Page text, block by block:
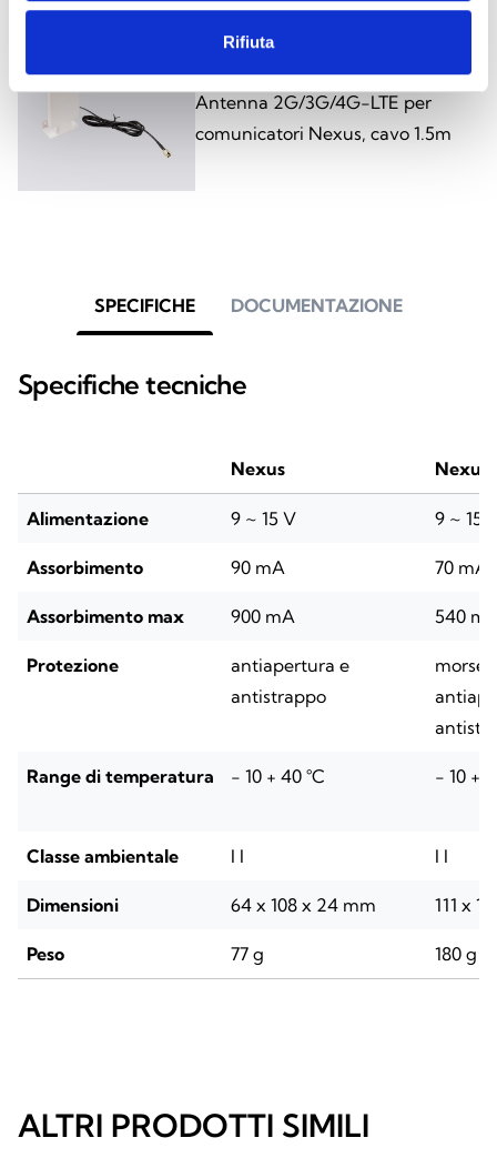
Rifiuta
LTE-ANT100B
Antenna 2G/3G/4G-LTE per
comunicatori Nexus, cavo 1.5m
SPECIFICHE DOCUMENTAZIONE
Specifiche tecniche
Nexus
Alimentazione 9 ~ 15 V 9 ~ 15
Assorbimento 90 mA 70 mA
Assorbimento max 900 mA 540
Protezione
antiapertura e
antistrappo
Range di temperatura - 10 + 40 °C - 10 +
Classe ambientale I I I I
Dimensioni 64 x 108 x 24 mm 111 x
Peso 77 g 180 g
ALTRI PRODOTTI SIMILI